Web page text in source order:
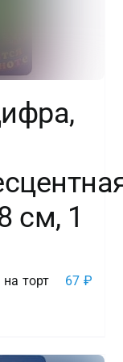
см, 1
торт 67 ₽